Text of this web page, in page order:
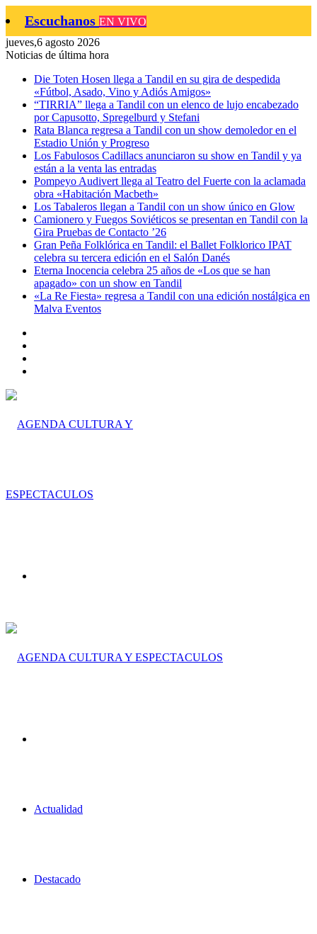
Escuchanos EN VIVO
jueves,6 agosto 2026
Noticias de última hora
Die Toten Hosen llega a Tandil en su gira de despedida
«Fútbol, Asado, Vino y Adiós Amigos»
“TIRRIA” llega a Tandil con un elenco de lujo encabezado
por Capusotto, Spregelburd y Stefani
Rata Blanca regresa a Tandil con un show demoledor en el
Estadio Unión y Progreso
Los Fabulosos Cadillacs anunciaron su show en Tandil y ya
están a la venta las entradas
Pompeyo Audivert llega al Teatro del Fuerte con la aclamada
obra «Habitación Macbeth»
Los Tabaleros llegan a Tandil con un show único en Glow
Camionero y Fuegos Soviéticos se presentan en Tandil con la
Gira Pruebas de Contacto ’26
Gran Peña Folklórica en Tandil: el Ballet Folklorico IPAT
celebra su tercera edición en el Salón Danés
Eterna Inocencia celebra 25 años de «Los que se han
apagado» con un show en Tandil
«La Re Fiesta» regresa a Tandil con una edición nostálgica en
Malva Eventos
Actualidad
Destacado